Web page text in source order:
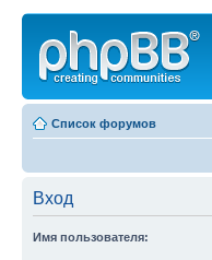
Список форумов
Вход
Имя пользователя: